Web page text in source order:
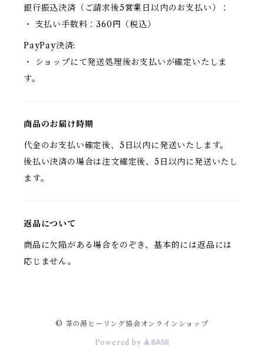
銀行振込決済（ご請求後5営業日以内のお支払い）：
・ 支払い手数料：360円（税込）
PayPay決済:
・ ショップにて発送処理後お支払いが確定いたしま
す。
商品のお届け時期
代金のお支払い確定後、5日以内に発送いたします。
後払い決済の場合は注文確定後、5日以内に発送いたし
ます。
返品について
商品に欠陥がある場合をのぞき、基本的には返品には
応じません。
© 茶の湯ヒーリング協会オンラインショップ
Powered by